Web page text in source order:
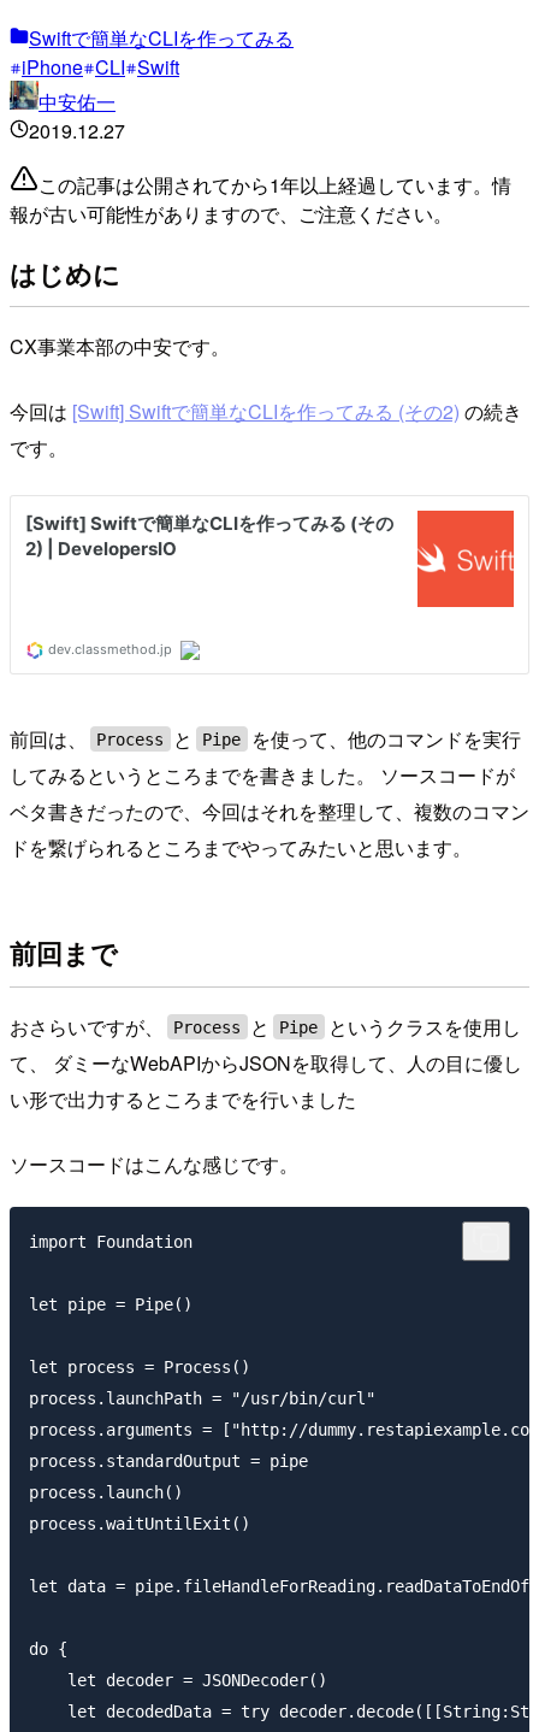
Swiftで簡単なCLIを作ってみる
iPhone CLI Swift
中安佑一
2019.12.27
この記事は公開されてから1年以上経過しています。情
報が古い可能性がありますので、ご注意ください。
はじめに
CX事業本部の中安です。
今回は [Swift] Swiftで簡単なCLIを作ってみる (その2) の続き
です。
前回は、 Process と Pipe
を使って、他のコマンドを実行
してみるというところまでを書きました。 ソースコードが
ベタ書きだったので、今回はそれを整理して、複数のコマン
ドを繋げられるところまでやってみたいと思います。
前回まで
おさらいですが、 Process と Pipe
というクラスを使用し
て、 ダミーなWebAPIからJSONを取得して、人の目に優し
い形で出力するところまでを行いました
ソースコードはこんな感じです。
import Foundation
let pipe = Pipe()
let process = Process()
process.launchPath = "/usr/bin/curl"
process.arguments = ["http://
process.standardOutput = pipe
process.launch()
process.waitUntilExit()
let data =
do {
    let decoder = JSONDecoder()
let decodedData = try